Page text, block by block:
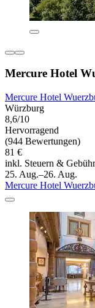
Mercure Hotel
Mercure Hotel
Würzburg
8,6/10
Hervorragend
(944 Bewertungen)
81 €
inkl. Steuern &
25. Aug.–26. Aug.
Mercure Hotel